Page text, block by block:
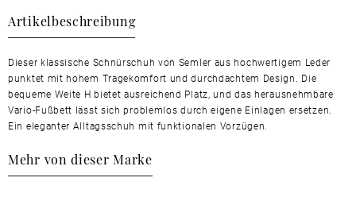
Artikelbeschreibung
Dieser klassische Schnürschuh von Semler aus hochwertigem Leder
punktet mit hohem Tragekomfort und durchdachtem Design. Die
bequeme Weite H bietet ausreichend Platz, und das herausnehmbare
Vario-Fußbett lässt sich problemlos durch eigene Einlagen ersetzen.
Ein eleganter Alltagsschuh mit funktionalen Vorzügen.
Mehr von dieser Marke